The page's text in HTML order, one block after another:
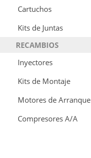
Cartuchos
Kits de Juntas
RECAMBIOS
Inyectores
Kits de Montaje
Motores de Arranque
Compresores A/A